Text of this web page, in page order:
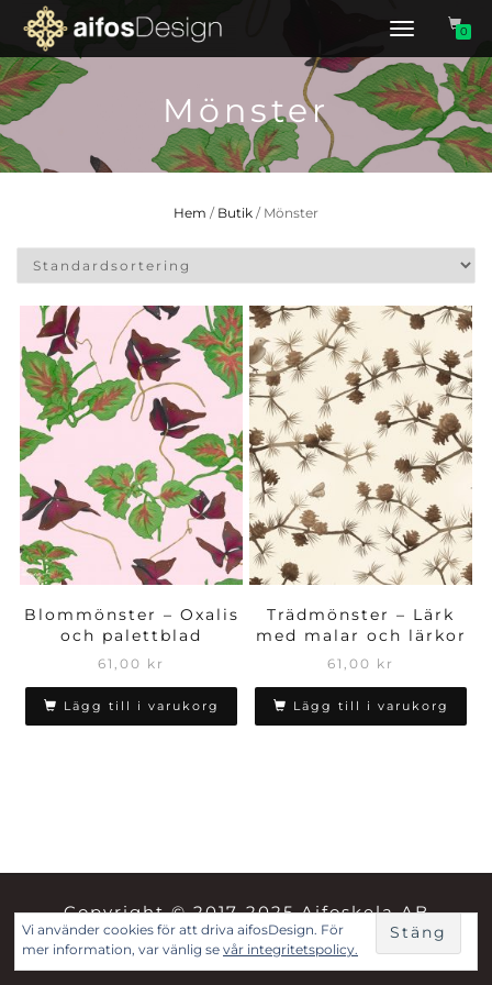
Slå
navigering
0
Mönster
Hem / Butik / Mönster
Blommönster – Oxalis
och palettblad
61,00 kr
Lägg till i varukorg
Trädmönster – Lärk
med malar och lärkor
61,00 kr
Lägg till i varukorg
Copyright © 2017-2025 Aifoskela AB
Vi använder cookies för att driva aifosDesign. För
mer information, var vänlig se vår integritetspolicy.